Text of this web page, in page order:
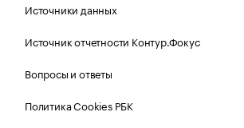
Источники данных
Источник отчетности Контур.Фокус
Вопросы и ответы
Политика Cookies РБК